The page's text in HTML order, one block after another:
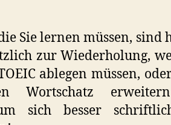
Sie lernen müssen, sind
zur Wiederholung,
ablegen müssen,
Wortschatz
sich besser